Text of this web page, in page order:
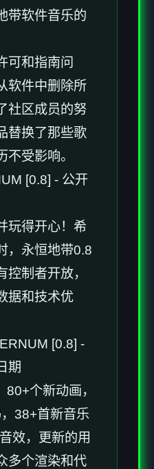
带软件音乐的
可和指南问
软件中删除所
社区成员的努
替换了那些歌
不受影响。
[0.8] - 公开
玩得开心！希
，永恒地带0.8
控制者开放，
据和技术优
[0.8] -
期
个新动画，
38+首新音乐
效，更新的用
多个渲染和代